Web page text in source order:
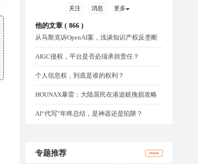
关注 消息 更多
他的文章 ( 866 )
从马斯克诉OpenAI案，浅谈知识产权反垄断
AIGC侵权，平台是否必须承担责任？
个人信息权，到底是谁的权利？
HOUNAX暴雷：大陆居民在港追赃挽损攻略
AI“代写”年终总结，是神器还是陷阱？
专题推荐 more